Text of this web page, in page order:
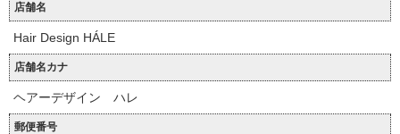
店舗名
Hair Design HÁLE
店舗名カナ
ヘアーデザイン ハレ
郵便番号